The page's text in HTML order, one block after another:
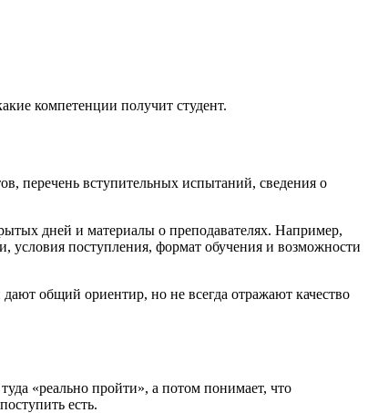
компетенции получит студент.
перечень вступительных испытаний, сведения о
дней и материалы о преподавателях. Например,
условия поступления, формат обучения и возможности
общий ориентир, но не всегда отражают качество
«реально пройти», а потом понимает, что
есть.